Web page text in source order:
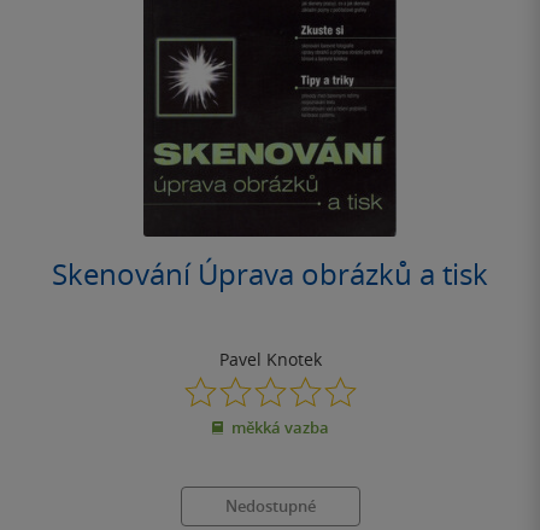
Skenování Úprava obrázků a tisk
Pavel Knotek
0.0
z
5
měkká vazba
Nedostupné